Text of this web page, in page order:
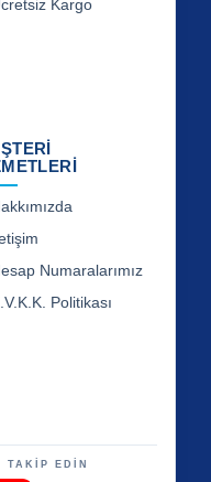
Kargo
Numaralarımız
Politikası
TAKİP EDİN